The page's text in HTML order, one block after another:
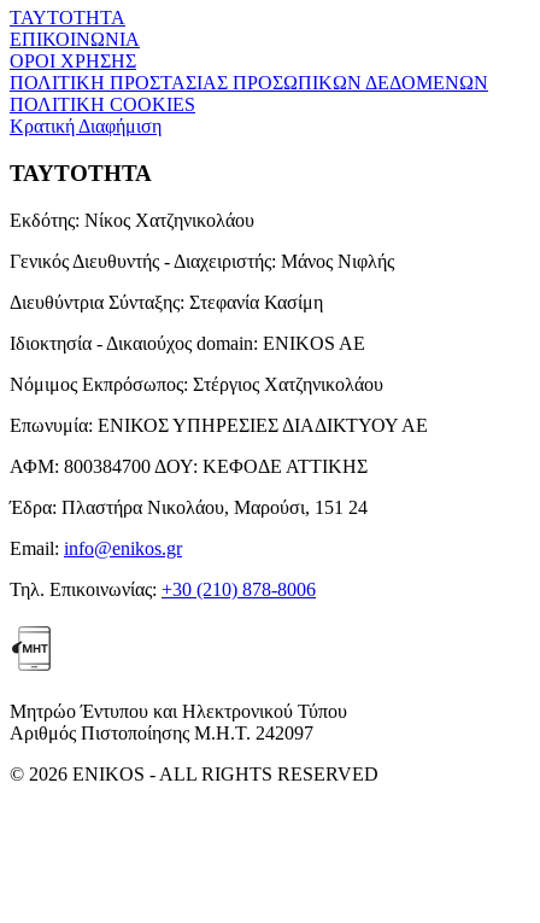
ΤΑΥΤΟΤΗΤΑ
ΕΠΙΚΟΙΝΩΝΙΑ
ΟΡΟΙ ΧΡΗΣΗΣ
ΠΟΛΙΤΙΚΗ ΠΡΟΣΤΑΣΙΑΣ ΠΡΟΣΩΠΙΚΩΝ ΔΕΔΟΜΕΝΩΝ
ΠΟΛΙΤΙΚΗ COOKIES
Κρατική Διαφήμιση
ΤΑΥΤΟΤΗΤΑ
Εκδότης: Νίκος Χατζηνικολάου
Γενικός Διευθυντής - Διαχειριστής: Μάνος Νιφλής
Διευθύντρια Σύνταξης: Στεφανία Κασίμη
Ιδιοκτησία - Δικαιούχος domain: ENIKOS AE
Νόμιμος Εκπρόσωπος: Στέργιος Χατζηνικολάου
Επωνυμία: ΕΝΙΚΟΣ ΥΠΗΡΕΣΙΕΣ ΔΙΑΔΙΚΤΥΟΥ ΑΕ
ΑΦΜ: 800384700 ΔΟΥ: ΚΕΦΟΔΕ ΑΤΤΙΚΗΣ
Έδρα: Πλαστήρα Νικολάου, Μαρούσι, 151 24
Email: info@enikos.gr
Τηλ. Επικοινωνίας: +30 (210) 878-8006
Μητρώο Έντυπου και Ηλεκτρονικού Τύπου
Αριθμός Πιστοποίησης Μ.Η.Τ. 242097
© 2026 ENIKOS - ALL RIGHTS RESERVED